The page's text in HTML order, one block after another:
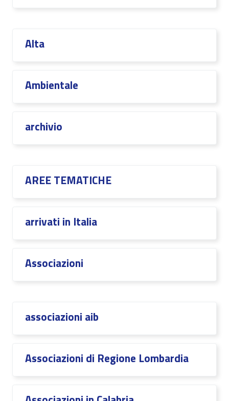
Alta
Ambientale
archivio
AREE TEMATICHE
arrivati in Italia
Associazioni
associazioni aib
Associazioni di Regione Lombardia